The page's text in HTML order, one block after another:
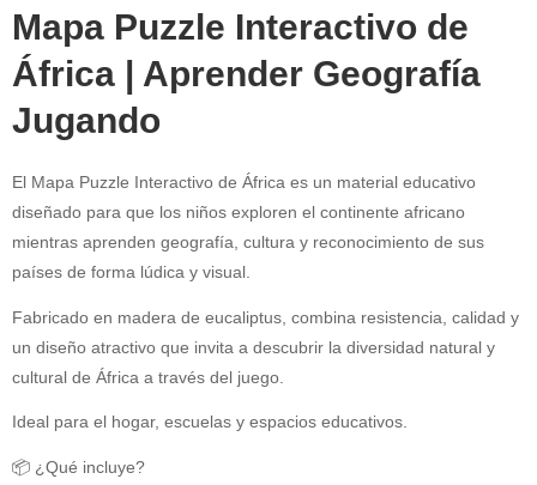
Mapa Puzzle Interactivo de
África | Aprender Geografía
Jugando
El Mapa Puzzle Interactivo de África es un material educativo
diseñado para que los niños exploren el continente africano
mientras aprenden geografía, cultura y reconocimiento de sus
países de forma lúdica y visual.
Fabricado en madera de eucaliptus, combina resistencia, calidad y
un diseño atractivo que invita a descubrir la diversidad natural y
cultural de África a través del juego.
Ideal para el hogar, escuelas y espacios educativos.
📦 ¿Qué incluye?